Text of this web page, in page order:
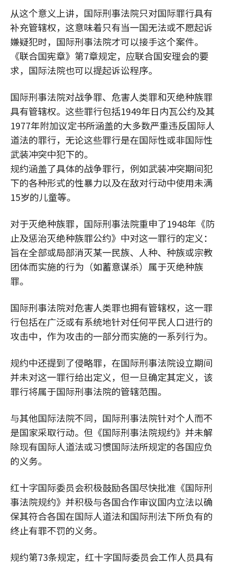
从这个意义上讲，国际刑事法院只对国际罪行具有
补充管辖权，这意味着只有当一国无法或不愿起诉
嫌疑犯时，国际刑事法院才可以接手这个案件。
《联合国宪章》第7章规定，应联合国安理会的要
求，国际法院也可以提起诉讼程序。
国际刑事法院对战争罪、危害人类罪和灭绝种族罪
具有管辖权。这些罪行包括1949年日内瓦公约及其
1977年附加议定书所涵盖的大多数严重违反国际人
道法的罪行，无论这些罪行是在国际性或非国际性
武装冲突中犯下的。
规约涵盖了具体的战争罪行，例如武装冲突期间犯
下的各种形式的性暴力以及在敌对行动中使用未满
15岁的儿童等。
对于灭绝种族罪，国际刑事法院重申了1948年《防
止及惩治灭绝种族罪公约》中对这一罪行的定义：
旨在全部或局部消灭某一民族、人种、种族或宗教
团体而实施的行为（如蓄意谋杀）属于灭绝种族
罪。
国际刑事法院对危害人类罪也拥有管辖权，这一罪
行包括在广泛或有系统地针对任何平民人口进行的
攻击中，作为攻击的一部分而实施的一系列行为。
规约中还提到了侵略罪，在国际刑事法院设立期间
并未对这一罪行给出定义，但一旦确定其定义，该
罪行将属于国际刑事法院的管辖范围。
与其他国际法院不同，国际刑事法院针对个人而不
是国家采取行动。但《国际刑事法院规约》并未解
除现有国际人道法或习惯国际法所规定的各国应负
的义务。
红十字国际委员会积极鼓励各国尽快批准《国际刑
事法院规约》并积极与各国合作审议国内立法以确
保其符合各国在国际人道法和国际刑法下所负有的
终止有罪不罚的义务。
规约第73条规定，红十字国际委员会工作人员具有